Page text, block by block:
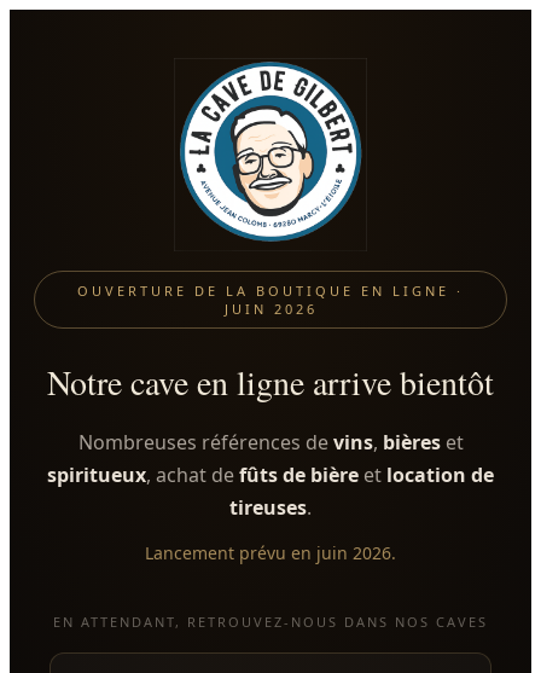
OUVERTURE DE LA BOUTIQUE EN LIGNE ·
JUIN 2026
Notre cave en ligne arrive bientôt
Nombreuses références devins, bièreset
spiritueux, achat defûts de bière et location de
tireuses.
Lancement prévu en juin 2026.
EN ATTENDANT, RETROUVEZ-NOUS DANS NOS CAVES